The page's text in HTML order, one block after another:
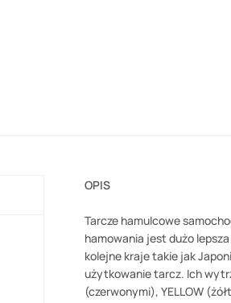
OPIS
Tarcze hamulcowe
hamowania jest dużo
kolejne kraje takie jak
użytkowanie tarcz. Ich
(czerwonymi), YELLOW